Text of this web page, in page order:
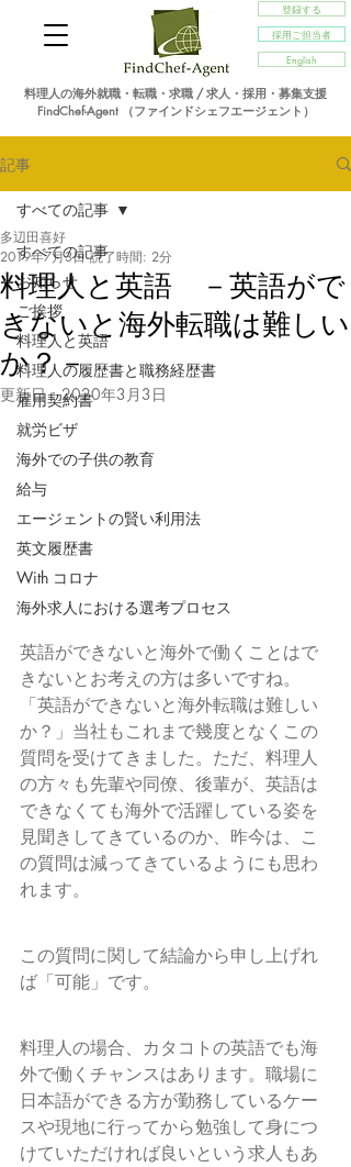
採用ご担当者
登録する
English
料理人の海外就職・転職・求職 / 求人・採用・募集支援
FindChef-Agent （ファインドシェフエージェント）
記事
すべての記事
お知らせ
ご挨拶
料理人と英語
料理人の履歴書と職務経歴書
雇用契約書
就労ビザ
海外での子供の教育
給与
エージェントの賢い利用法
英文履歴書
With コロナ
海外求人における選考プロセス
すべての記事
料理人と英語 －英語がで
きないと海外転職は難しい
か？－
多辺田喜好
2019年7月3日 読了時間: 2分
更新日：2020年3月3日
英語ができないと海外で働くことはで
きないとお考えの方は多いですね。
「英語ができないと海外転職は難しい
か？」当社もこれまで幾度となくこの
質問を受けてきました。ただ、料理人
の方々も先輩や同僚、後輩が、英語は
できなくても海外で活躍している姿を
見聞きしてきているのか、昨今は、こ
の質問は減ってきているようにも思わ
れます。
この質問に関して結論から申し上げれ
ば「可能」です。
料理人の場合、カタコトの英語でも海
外で働くチャンスはあります。職場に
日本語ができる方が勤務しているケー
スや現地に行ってから勉強して身につ
けていただければ良いという求人もあ